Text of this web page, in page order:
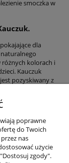
smoczka w
dla
różnych kolorach i
Kauczuk
pozyskiwany z
od
i ftalany.
który jest
z myślą o
dopasowuje się
komfort.
poprawne
do Twoich
nas
użycie
zgody".